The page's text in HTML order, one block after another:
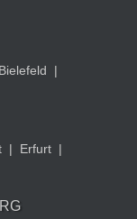
Bielefeld
|
| Erfurt |